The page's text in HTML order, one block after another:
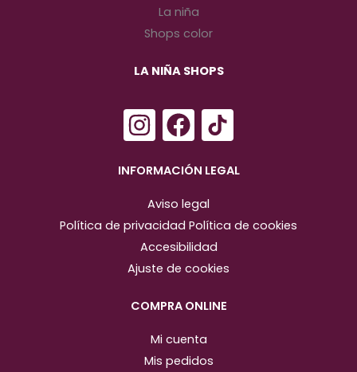
LA NIÑA SHOPS
I
n
s
a
g
r
m
F
a
c
e
b
o
o
INFORMACIÓN LEGAL
Aviso legal
Política de privacidad Política de cookies
Accesibilidad
Ajuste de cookies
COMPRA ONLINE
Mi cuenta
Mis pedidos